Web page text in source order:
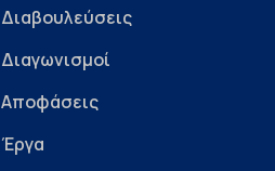
Διαβουλεύσεις
Διαγωνισμοί
Αποφάσεις
Έργα